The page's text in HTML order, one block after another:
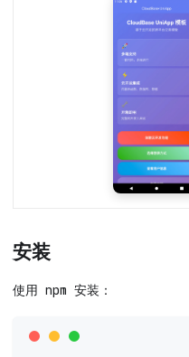
安装
使用 npm 安装：